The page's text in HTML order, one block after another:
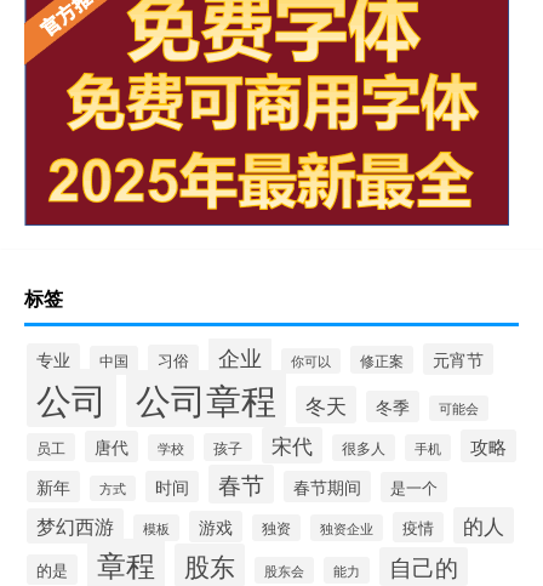
标签
专业 中国 习俗 企业 你可以 修正案 元宵节
公司 公司章程 冬天 冬季 可能会
员工 唐代 学校 孩子 宋代 很多人 手机 攻略
新年 方式 时间 春节 春节期间 是一个
梦幻西游 模板 游戏 独资 独资企业 疫情 的人
的是 章程 股东 股东会 能力 自己的